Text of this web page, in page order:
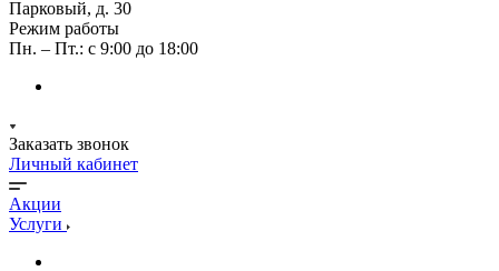
Парковый, д. 30
Режим работы
Пн. – Пт.: с 9:00 до 18:00
Заказать звонок
Личный кабинет
Акции
Услуги